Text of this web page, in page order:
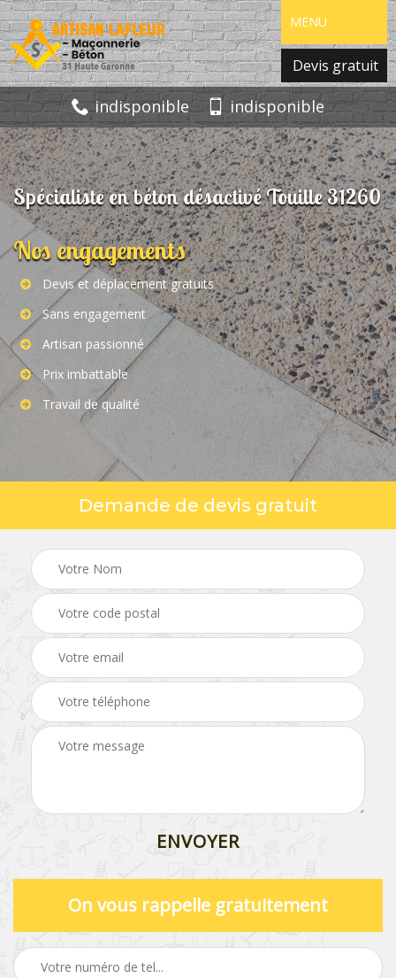
MENU
Devis gratuit
indisponible indisponible
Spécialiste en béton désactivé Touille 31260
Nos engagements
Devis et déplacement gratuits
Sans engagement
Artisan passionné
Prix imbattable
Travail de qualité
Demande de devis gratuit
On vous rappelle gratuitement